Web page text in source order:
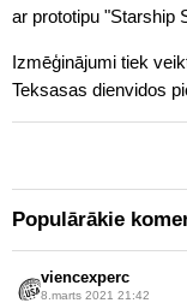
ar prototipu "Starship
Izmēģinājumi tiek
Teksasas dienvidos
Populārākie
viencexperc
8.marts 2021 21:42